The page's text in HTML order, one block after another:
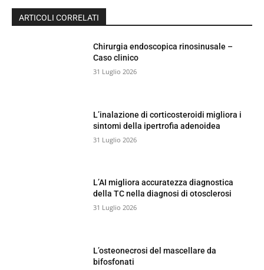
ARTICOLI CORRELATI
Chirurgia endoscopica rinosinusale –
Caso clinico
31 Luglio 2026
L’inalazione di corticosteroidi migliora i
sintomi della ipertrofia adenoidea
31 Luglio 2026
L’AI migliora accuratezza diagnostica
della TC nella diagnosi di otosclerosi
31 Luglio 2026
L’osteonecrosi del mascellare da
bifosfonati